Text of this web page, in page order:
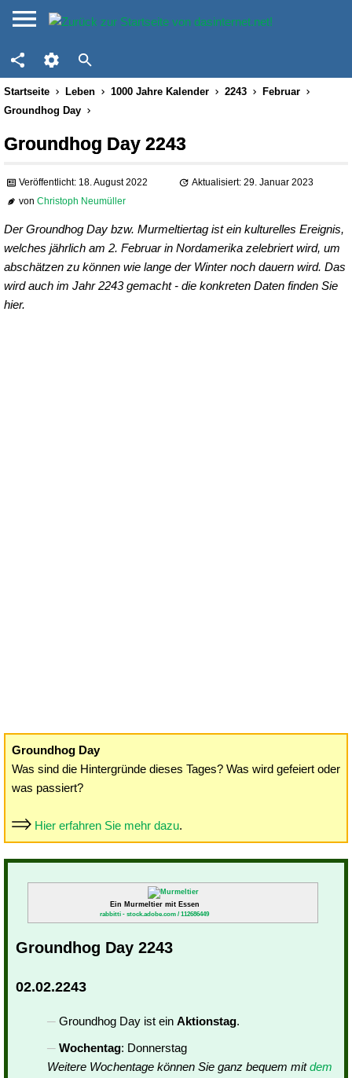
Startseite Leben 1000 Jahre Kalender 2243
Februar
Groundhog Day
Groundhog Day 2243
Veröffentlicht: 18. August 2022
Aktualisiert: 29. Januar 2023
vonChristoph Neumüller
Der Groundhog Day bzw. Murmeltiertag ist ein kulturelles Ereignis,
welches jährlich am 2. Februar in Nordamerika zelebriert wird, um
abschätzen zu können wie lange der Winter noch dauern wird. Das
wird auch im Jahr 2243 gemacht - die konkreten Daten finden Sie
hier.
Groundhog Day
Was sind die Hintergründe dieses Tages? Was wird gefeiert oder
was passiert?
Hier erfahren Sie mehr dazu.
Ein Murmeltier mit Essen
rabbitti - stock.adobe.com / 112686449
Groundhog Day 2243
02.02.2243
Groundhog Day ist ein Aktionstag.
Wochentag: Donnerstag
Weitere Wochentage können Sie ganz bequem mitdem